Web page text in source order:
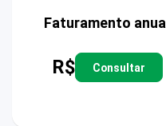
Faturamento anual
R$ Consultar